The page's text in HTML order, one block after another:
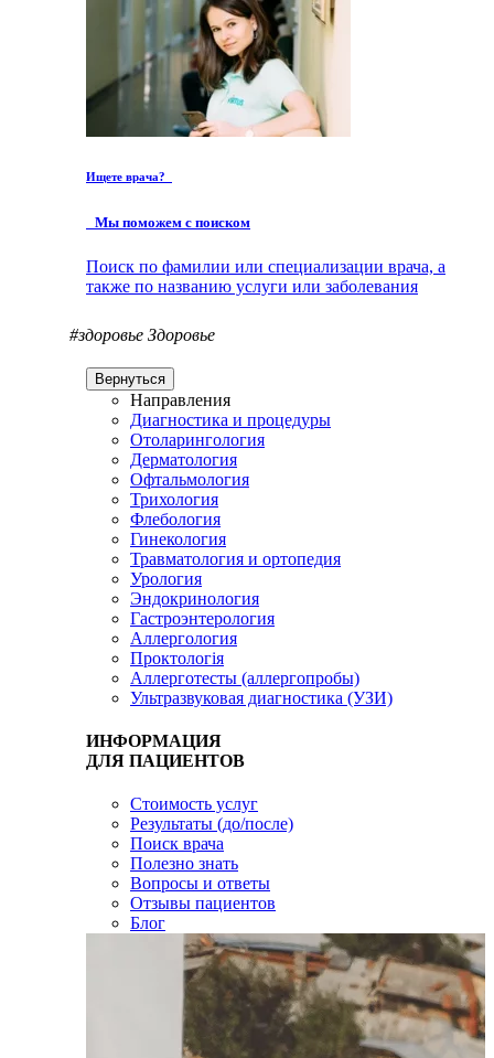
Ищете врача?
Мы поможем с поиском
Поиск по фамилии или специализации врача, а
также по названию услуги или заболевания
#здоровье Здоровье
Вернуться
Направления
Диагностика и процедуры
Отоларингология
Дерматология
Офтальмология
Трихология
Флебология
Гинекология
Травматология и ортопедия
Урология
Эндокринология
Гастроэнтерология
Аллергология
Проктологія
Аллерготесты (аллергопробы)
Ультразвуковая диагностика (УЗИ)
ИНФОРМАЦИЯ
ДЛЯ ПАЦИЕНТОВ
Стоимость услуг
Результаты (до/после)
Поиск врача
Полезно знать
Вопросы и ответы
Отзывы пациентов
Блог